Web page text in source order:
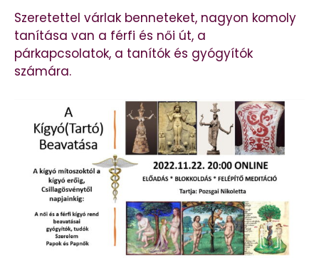
Szeretettel várlak benneteket, nagyon komoly
tanítása van a férfi és női út, a
párkapcsolatok, a tanítók és gyógyítók
számára.